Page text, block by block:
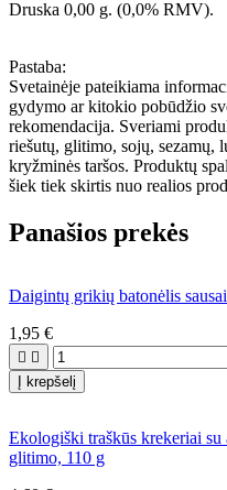
Druska 0,00 g. (0,0% RMV).
Pastaba:
Svetainėje pateikiama
gydymo ar kitokio pobūdžio
rekomendacija. Sveriami
riešutų, glitimo, sojų, sezamų,
kryžminės taršos. Produktų
šiek tiek skirtis nuo realios
Panašios prekės
Daigintų grikių batonėlis
1,95 €
 
Į krepšelį
Ekologiški traškūs krekeriai
glitimo, 110 g